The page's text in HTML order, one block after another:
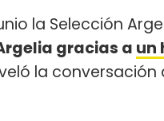
la Selección
gracias a un
la